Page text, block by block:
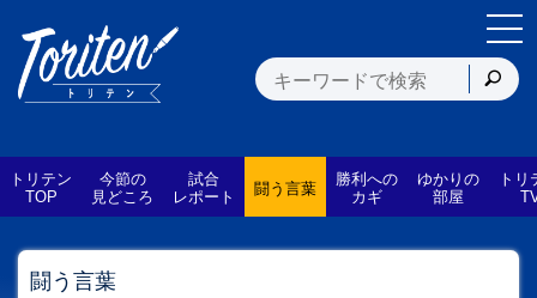
トリテン
TOP
今節の
見どころ
試合
レポート 闘う言葉 勝利への
カギ
ゆかりの
部屋
トリ
闘う言葉